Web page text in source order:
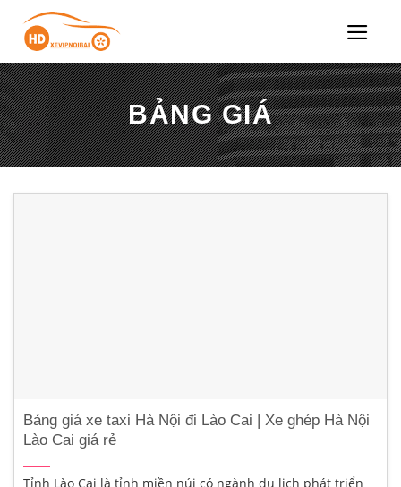
Chuyển
đến
dung
BẢNG GIÁ
Bảng giá xe taxi Hà Nội đi Lào Cai | Xe ghép Hà Nội
Lào Cai giá rẻ
Tỉnh Lào Cai là tỉnh miền núi có ngành du lịch phát triển